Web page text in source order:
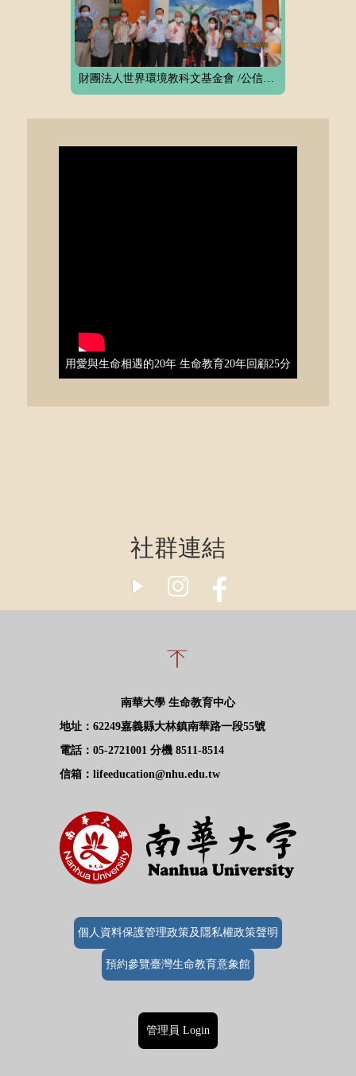
財團法人世界環境教科文基金會 /公信社會企業股份有限公司(20210818)
用愛與生命相遇的20年 生命教育20年回顧25分
社群連結
南華大學 生命教育中心
地址：62249嘉義縣大林鎮南華路一段55號
電話：05-2721001 分機 8511-8514
信箱：lifeeducation@nhu.edu.tw
個人資料保護管理政策及隱私權政策聲明
預約參覽臺灣生命教育意象館
管理員 Login